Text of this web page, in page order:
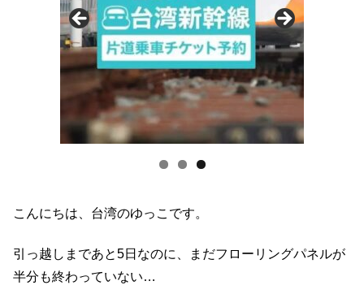
こんにちは、台湾のゆっこです。
引っ越しまであと5日なのに、まだフローリングパネルが
半分も終わっていない…